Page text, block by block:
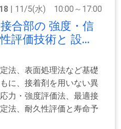
| 11/5(水) 10:00～17:00
合部の 強度・信
評価技術と 設...
法、表面処理法など基礎
に、接着剤を用いない異
力・強度評価法、最適接
法、耐久性評価と寿命予